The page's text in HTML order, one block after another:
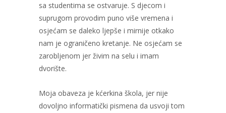
sa studentima se ostvaruje. S djecom i
suprugom provodim puno više vremena i
osjećam se daleko ljepše i mirnije otkako
nam je ograničeno kretanje. Ne osjećam se
zarobljenom jer živim na selu i imam
dvorište.
Moja obaveza je kćerkina škola, jer nije
dovoljno informatički pismena da usvoji tom